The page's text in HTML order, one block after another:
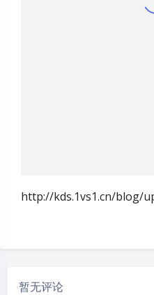
http://kds.1vs1.cn/blog/
暂无评论